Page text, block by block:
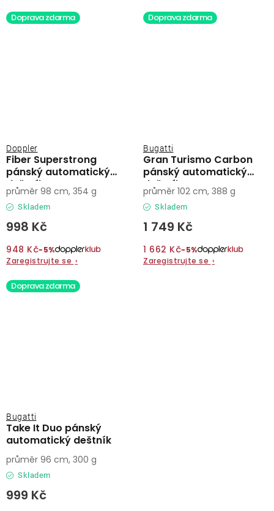
Doprava zdarma
Fiber Superstrong
pánský automatický
deštník
Doppler
Skladem
998 Kč
948 Kč−5%
Zaregistrujte se ›
průměr 98 cm, 354 g
Doprava zdarma
Gran Turismo Carbon
pánský automatický
deštník
Bugatti
Skladem
1 749 Kč
1 662 Kč−5%
Zaregistrujte se ›
průměr 102 cm, 388 g
Doprava zdarma
Take It Duo pánský
automatický deštník
Bugatti
Skladem
999 Kč
průměr 96 cm, 300 g